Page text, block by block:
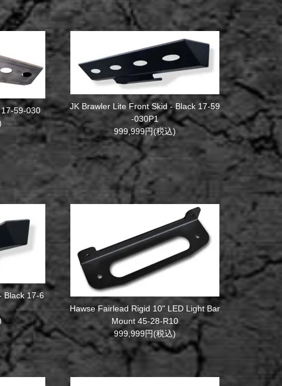
59-030
JK Brawler Lite Front Skid - Black 17-59
-030P1
999,999円(税込)
Black 17-6
Hawse Fairlead Rigid 10" LED Light Bar
Mount 45-28-R10
999,999円(税込)